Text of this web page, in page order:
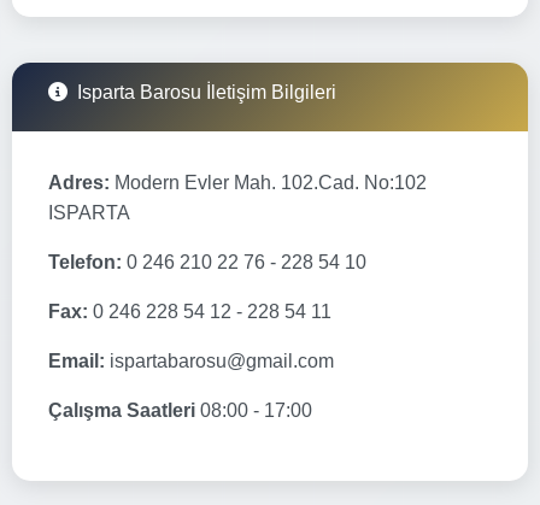
Isparta Barosu İletişim Bilgileri
Adres: Modern Evler Mah. 102.Cad. No:102
ISPARTA
Telefon: 0 246 210 22 76 - 228 54 10
Fax: 0 246 228 54 12 - 228 54 11
Email: ispartabarosu@gmail.com
Çalışma Saatleri 08:00 - 17:00